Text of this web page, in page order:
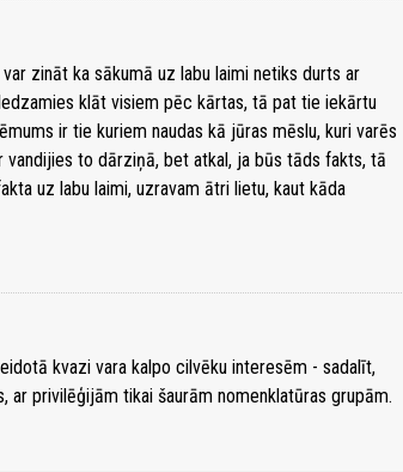
zināt ka sākumā uz labu laimi netiks durts ar
klāt visiem pēc kārtas, tā pat tie iekārtu
ir tie kuriem naudas kā jūras mēslu, kuri varēs
to dārziņā, bet atkal, ja būs tāds fakts, tā
uz labu laimi, uzravam ātri lietu, kaut kāda
kvazi vara kalpo cilvēku interesēm - sadalīt,
privilēģijām tikai šaurām nomenklatūras grupām.